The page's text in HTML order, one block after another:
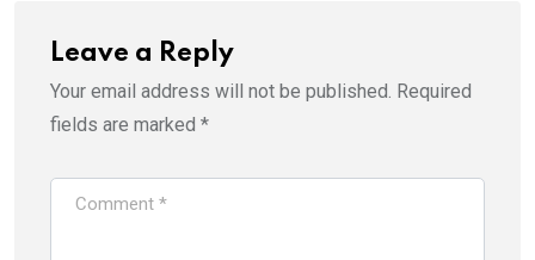
Leave a Reply
Your email address will not be published. Required
fields are marked *